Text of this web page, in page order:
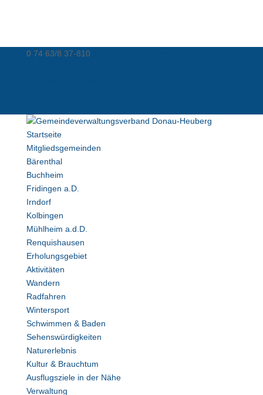
0 74 63/8 37-810
Startseite
Mitgliedsgemeinden
Bärenthal
Buchheim
Fridingen a.D.
Irndorf
Kolbingen
Mühlheim a.d.D.
Renquishausen
Erholungsgebiet
Aktivitäten
Wandern
Radfahren
Wintersport
Schwimmen & Baden
Sehenswürdigkeiten
Naturerlebnis
Kultur & Brauchtum
Ausflugsziele in der Nähe
Verwaltung